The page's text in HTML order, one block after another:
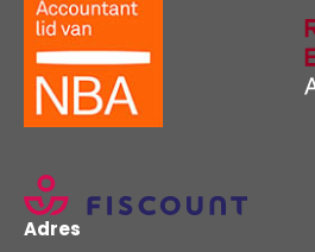
Adres